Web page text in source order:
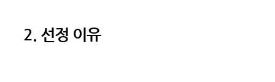
2. 선정 이유